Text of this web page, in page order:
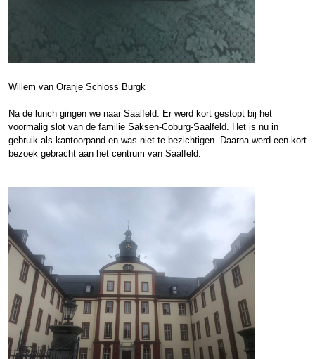
Willem van Oranje Schloss Burgk
Na de lunch gingen we naar Saalfeld. Er werd kort gestopt bij het
voormalig slot van de familie Saksen-Coburg-Saalfeld. Het is nu in
gebruik als kantoorpand en was niet te bezichtigen. Daarna werd een kort
bezoek gebracht aan het centrum van Saalfeld.